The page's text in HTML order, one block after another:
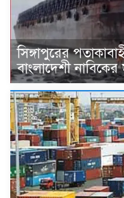
সিঙ্গাপুরের
বাংলাদেশী